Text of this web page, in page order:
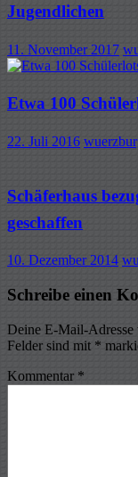
Jugendlichen
11. November 2017
Etwa 100
22. Juli 2016
Schäferhaus
geschaffen
10. Dezember 2014
Schreibe einen
Deine E-Mail-
Felder sind mit *
Kommentar *